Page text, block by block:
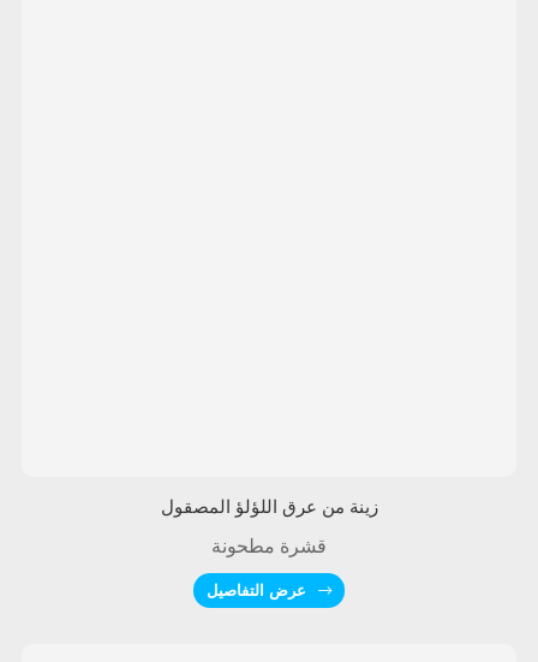
زينة من عرق اللؤلؤ المصقول
قشرة مطحونة
عرض التفاصيل